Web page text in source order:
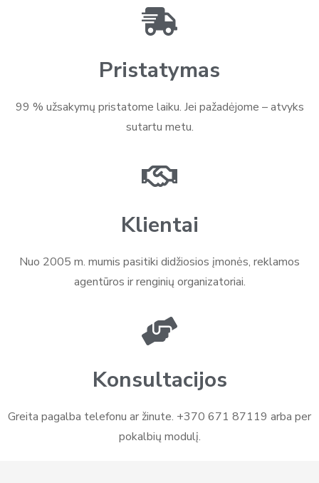
Pristatymas
99 % užsakymų pristatome laiku. Jei pažadėjome – atvyks
sutartu metu.
Klientai
Nuo 2005 m. mumis pasitiki didžiosios įmonės, reklamos
agentūros ir renginių organizatoriai.
Konsultacijos
Greita pagalba telefonu ar žinute. +370 671 87119 arba per
pokalbių modulį.